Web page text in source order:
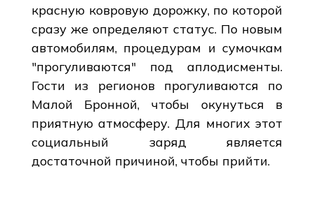
красную ковровую дорожку, по которой
сразу же определяют статус. По новым
автомобилям, процедурам и сумочкам
"прогуливаются" под аплодисменты.
Гости из регионов прогуливаются по
Малой Бронной, чтобы окунуться в
приятную атмосферу. Для многих этот
социальный заряд является
достаточной причиной, чтобы прийти.